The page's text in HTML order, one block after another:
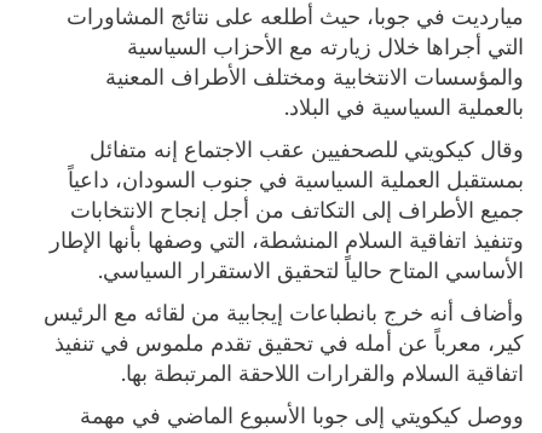
ميارديت في جوبا، حيث أطلعه على نتائج المشاورات
التي أجراها خلال زيارته مع الأحزاب السياسية
والمؤسسات الانتخابية ومختلف الأطراف المعنية
بالعملية السياسية في البلاد.
وقال كيكويتي للصحفيين عقب الاجتماع إنه متفائل
بمستقبل العملية السياسية في جنوب السودان، داعياً
جميع الأطراف إلى التكاتف من أجل إنجاح الانتخابات
وتنفيذ اتفاقية السلام المنشطة، التي وصفها بأنها الإطار
الأساسي المتاح حالياً لتحقيق الاستقرار السياسي.
وأضاف أنه خرج بانطباعات إيجابية من لقائه مع الرئيس
كير، معرباً عن أمله في تحقيق تقدم ملموس في تنفيذ
اتفاقية السلام والقرارات اللاحقة المرتبطة بها.
ووصل كيكويتي إلى جوبا الأسبوع الماضي في مهمة